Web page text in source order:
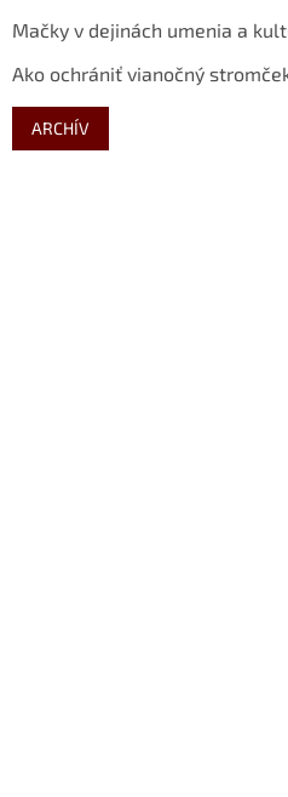
Mačky v dejinách umenia a
Ako ochrániť vianočný
ARCHÍV